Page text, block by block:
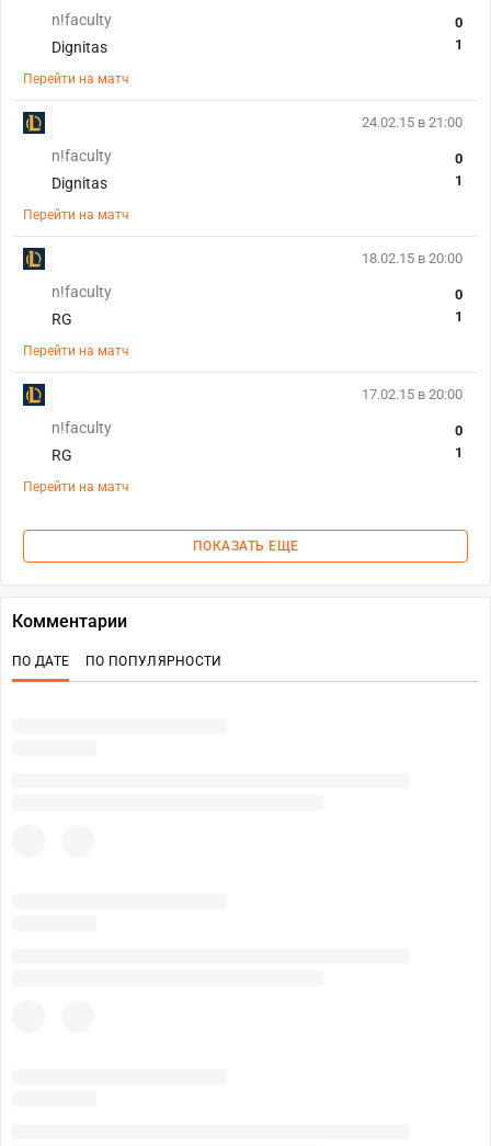
n!faculty
Dignitas
0
1
Перейти на матч
24.02.15 в 21:00
n!faculty
Dignitas
0
1
Перейти на матч
18.02.15 в 20:00
n!faculty
RG
0
1
Перейти на матч
17.02.15 в 20:00
n!faculty
RG
0
1
Перейти на матч
ПОКАЗАТЬ ЕЩЕ
Комментарии
ПО ДАТЕ ПО ПОПУЛЯРНОСТИ